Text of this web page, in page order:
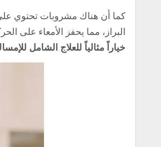
كما أن هناك مشروبات تحتوي
البراز، مما يحفز الأمعاء على
خياراً مثالياً للعلاج الشامل